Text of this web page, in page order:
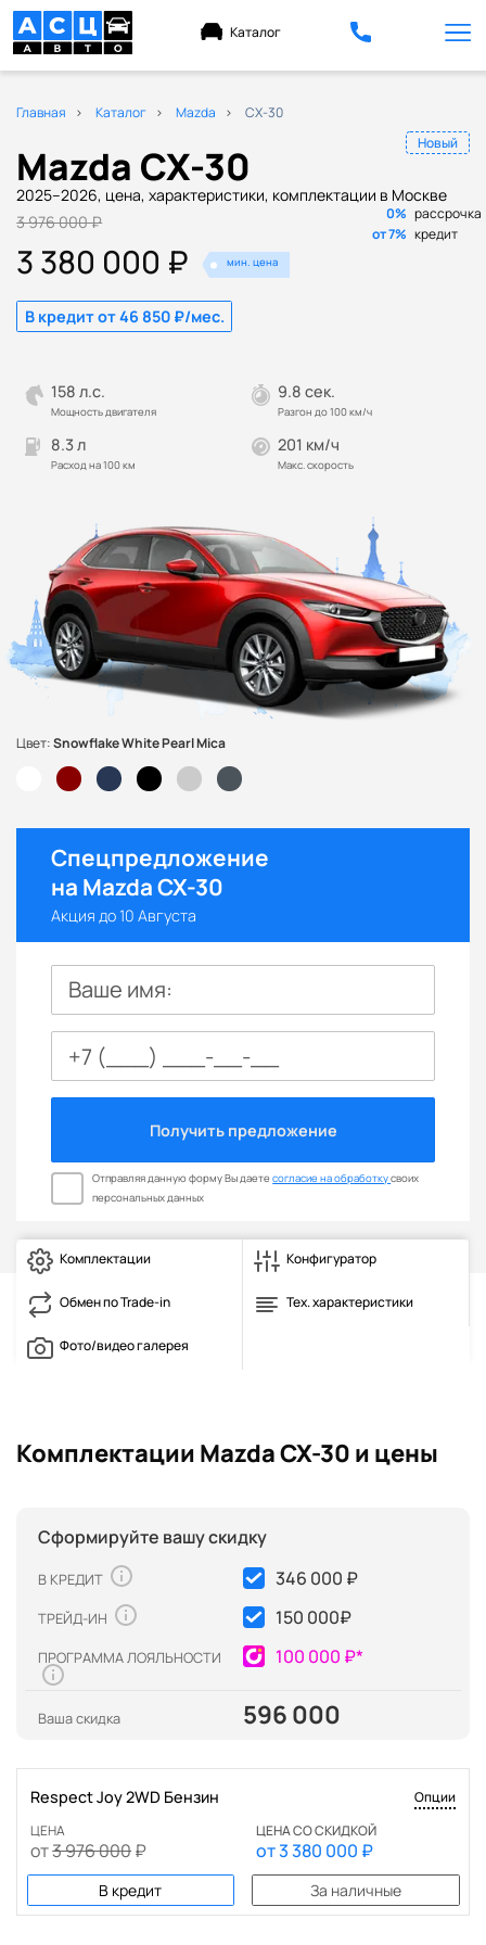
Каталог
Главная Каталог Mazda CX-30
Mazda CX-30
2025–2026, цена, характеристики, комплектации в Москве
Новый
0% рассрочка
от 7% кредит
3 976 000 ₽
3 380 000 ₽ мин. цена
В кредит от 46 850 ₽/мес.
158 л.с.
Мощность двигателя
9.8 сек.
Разгон до 100 км/ч
8.3 л
Расход на 100 км
201 км/ч
Макс. скорость
Цвет:Snowflake White Pearl Mica
Спецпредложение
на Mazda CX-30
Акция до 10 Августа
Ваше имя:
Получить предложение
Отправляя данную форму Вы даетесогласие на обработкусвоих
персональных данных
Комплектации Конфигуратор
Обмен по Trade-in Тех. характеристики
Фото/видео галерея
Комплектации Mazda CX-30 и цены
Сформируйте вашу скидку
В КРЕДИТ 346 000 ₽
ТРЕЙД-ИН 150 000₽
ПРОГРАММА ЛОЯЛЬНОСТИ 100 000 ₽*
Ваша скидка 596 000
Опции
Respect Joy 2WD Бензин
ЦЕНА
от3 976 000₽
ЦЕНА СО СКИДКОЙ
от3 380 000 ₽
В кредит За наличные